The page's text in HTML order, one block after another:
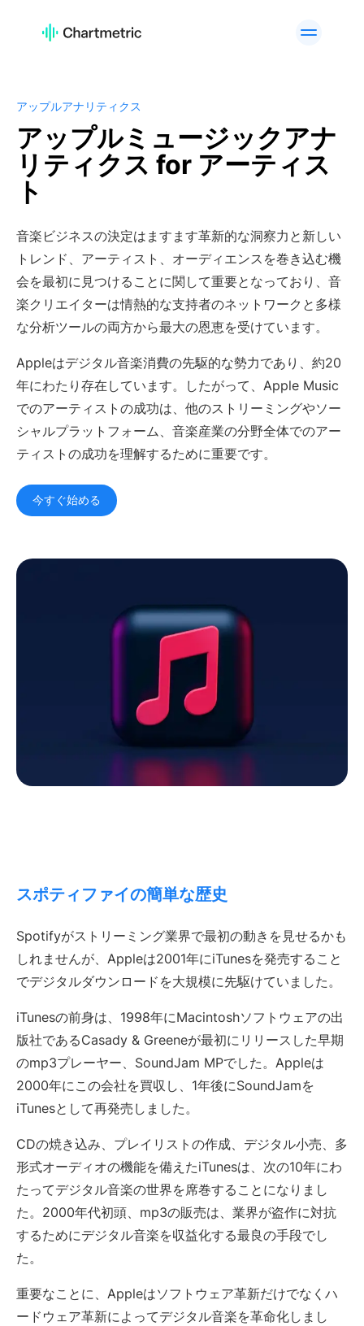
活用例
トラック分析
キュレーター分析・検索 チャート
高度なアーティスト検索 ブランド分析
Spotify Apple Music
YouTube Instagram
TikTok
活用例
A&Rチーム デジタルマーケティング
マネージャー 音楽スーパーバイザー
ップ
業界レポートを見る
アップルアナリティクス
アップルミュージックアナ
リティクス for アーティス
ト
音楽ビジネスの決定はますます革新的な洞察力と新しい
トレンド、アーティスト、オーディエンスを巻き込む機
会を最初に見つけることに関して重要となっており、音
楽クリエイターは情熱的な支持者のネットワークと多様
な分析ツールの両方から最大の恩恵を受けています。
Appleはデジタル音楽消費の先駆的な勢力であり、約20
年にわたり存在しています。したがって、Apple Music
でのアーティストの成功は、他のストリーミングやソー
シャルプラットフォーム、音楽産業の分野全体でのアー
ティストの成功を理解するために重要です。
今すぐ始める
スポティファイの簡単な歴史
Spotifyがストリーミング業界で最初の動きを見せるかも
しれませんが、Appleは2001年にiTunesを発売すること
でデジタルダウンロードを大規模に先駆けていました。
iTunesの前身は、1998年にMacintoshソフトウェアの出
版社であるCasady & Greeneが最初にリリースした早期
のmp3プレーヤー、SoundJam MPでした。Appleは
2000年にこの会社を買収し、1年後にSoundJamを
iTunesとして再発売しました。
CDの焼き込み、プレイリストの作成、デジタル小売、多
形式オーディオの機能を備えたiTunesは、次の10年にわ
たってデジタル音楽の世界を席巻することになりまし
た。2000年代初頭、mp3の販売は、業界が盗作に対抗
するためにデジタル音楽を収益化する最良の手段でし
た。
重要なことに、Appleはソフトウェア革新だけでなくハ
ードウェア革新によってデジタル音楽を革命化しまし